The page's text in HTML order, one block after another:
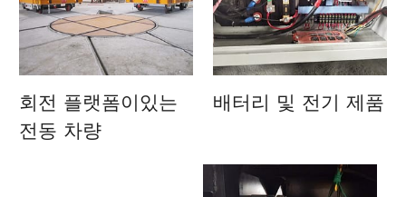
회전 플랫폼이있는
전동 차량
배터리 및 전기 제품